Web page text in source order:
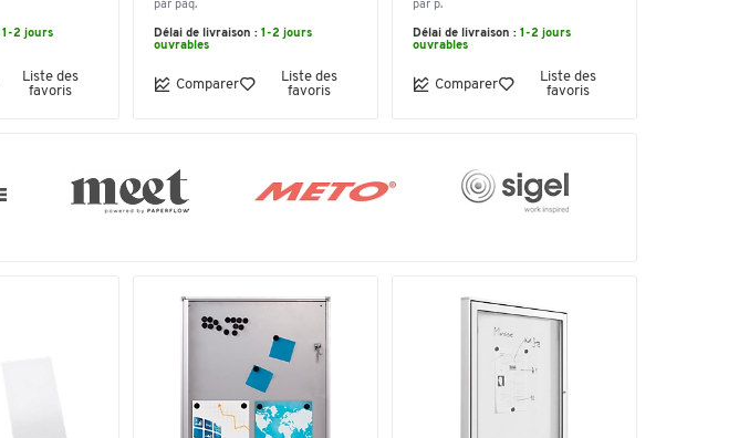
1-2 jours
Liste des
favoris
par paq.
Délai de livraison : 1-2 jours
ouvrables
Comparer
Liste des
favoris
par p.
Délai de livraison : 1-2 jours
ouvrables
Comparer
Liste des
favoris